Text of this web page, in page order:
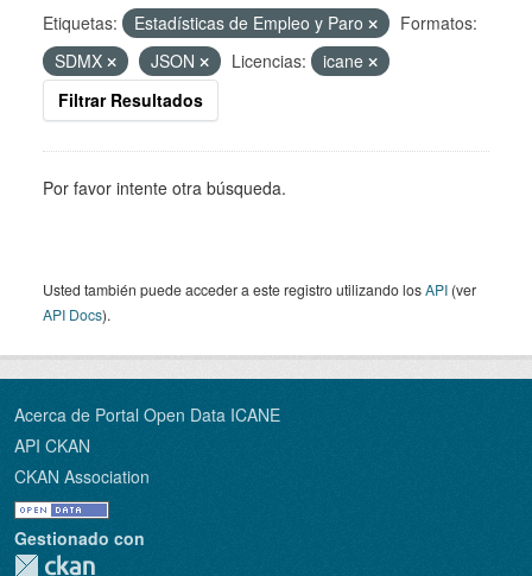
Etiquetas: Estadísticas de Empleo y Paro
Formatos:
SDMX
JSON Licencias:
icane
Filtrar Resultados
Por favor intente otra búsqueda.
Usted también puede acceder a este registro utilizando losAPI (ver
API Docs).
Acerca de Portal Open Data ICANE
API CKAN
CKAN Association
Gestionado con